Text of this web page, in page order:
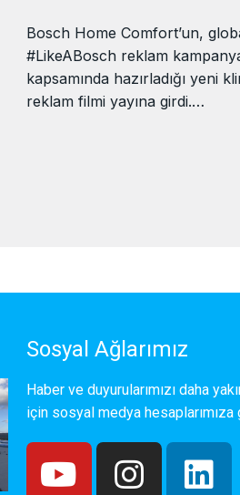
Bosch Home Comfort’un,
#LikeABosch reklam
kapsamında hazırladığı yeni
reklam filmi yayına girdi.…
Sosyal Ağlarımız
Haber ve duyurularımızı daha
için sosyal medya